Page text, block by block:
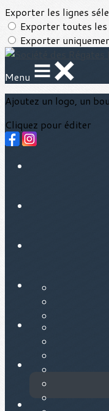
Exporter les lignes
Exporter toutes les
Exporter
Menu
Ajoutez un logo, un
Cliquez pour éditer